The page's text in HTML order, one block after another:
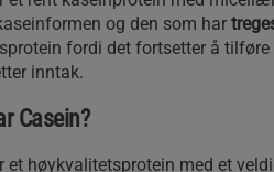
og den som har
fordi det fortsetter å
inntak.
Casein?
et høykvalitetsprotein med et